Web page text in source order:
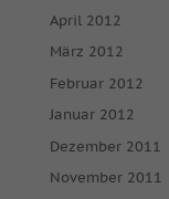
April 2012
März 2012
Februar 2012
Januar 2012
Dezember 2011
November 2011